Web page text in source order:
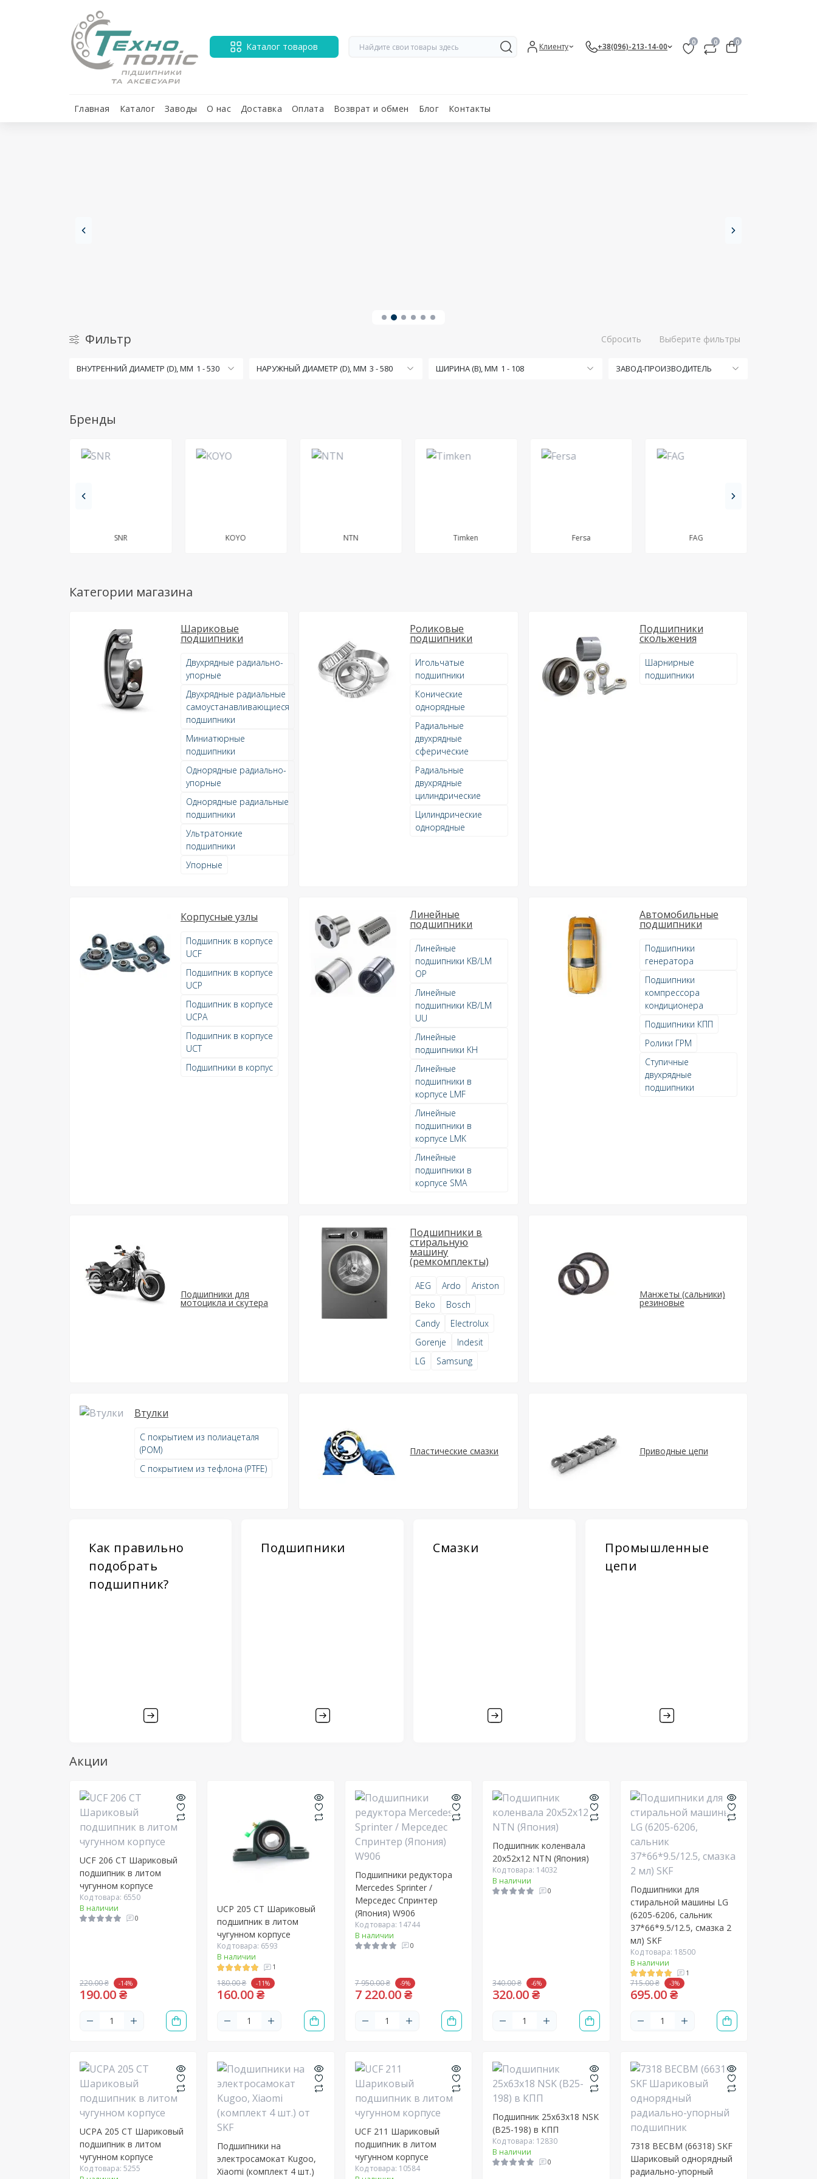
Каталог товаров Клиенту +38(096)-213-14-00 0 0 0
Главная Каталог Заводы О нас Доставка Оплата Возврат и обмен Блог Контакты
Фильтр Сбросить Выберите фильтры
1 -530
ВНУТРЕННИЙ ДИАМЕТР (D), ММ 3 -580
НАРУЖНЫЙ ДИАМЕТР (D), ММ 1 - 108
ШИРИНА (B), ММ ЗАВОД-ПРОИЗВОДИТЕЛЬ
Бренды
SNR KOYO NTN Timken Fersa FAG
Категории магазина
Шариковые
подшипники
Двухрядные радиально-
упорные
Двухрядные радиальные
самоустанавливающиеся
подшипники
Миниатюрные
подшипники
Однорядные радиально-
упорные
Однорядные радиальные
подшипники
Ультратонкие
подшипники
Упорные
Роликовые
подшипники
Игольчатые
подшипники
Конические
однорядные
Радиальные
двухрядные
сферические
Радиальные
двухрядные
цилиндрические
Цилиндрические
однорядные
Подшипники
скольжения
Шарнирные
подшипники
Корпусные узлы
Подшипник в корпусе
UCF
Подшипник в корпусе
UCP
Подшипник в корпусе
UCPA
Подшипник в корпусе
UCT
Подшипники в корпус
Линейные
подшипники
Линейные
подшипники KB/LM
OP
Линейные
подшипники KB/LM
UU
Линейные
подшипники KH
Линейные
подшипники в
корпусе LMF
Линейные
подшипники в
корпусе LMK
Линейные
подшипники в
корпусе SMA
Автомобильные
подшипники
Подшипники
генератора
Подшипники
компрессора
кондиционера
Подшипники КПП
Ролики ГРМ
Ступичные
двухрядные
подшипники
Подшипники для
мотоцикла и скутера
Подшипники в
стиральную
машину
(ремкомплекты)
AEG Ardo
Ariston
Beko
Bosch
Candy
Electrolux
Gorenje
Indesit
LG
Samsung
Манжеты (сальники)
резиновые
Втулки
С покрытием из полиацеталя
(POM)
С покрытием из тефлона (PTFE)
Пластические смазки Приводные цепи
Как правильно
подобрать
подшипник?
Подшипники Смазки
Промышленные
цепи
Акции
UCF 206 CT Шариковый
подшипник в литом
чугунном корпусе
Код товара: 6550
В наличии
0
220.00 ₴ -14%
190.00 ₴
UCP 205 CT Шариковый
подшипник в литом
чугунном корпусе
Код товара: 6593
В наличии
1
180.00 ₴ -11%
160.00 ₴
Подшипники редуктора
Mercedes Sprinter /
Мерседес Спринтер
(Япония) W906
Код товара: 14744
В наличии
0
7 950.00 ₴ -9%
7 220.00 ₴
Подшипник коленвала
20х52х12 NTN (Япония)
Код товара: 14032
В наличии
0
340.00 ₴ -6%
320.00 ₴
Подшипники для
стиральной машины LG
(6205-6206, сальник
37*66*9.5/12.5, смазка 2
мл) SKF
Код товара: 18500
В наличии
1
715.00 ₴ -3%
695.00 ₴
UCPA 205 CT Шариковый
подшипник в литом
чугунном корпусе
Код товара: 5255
Подшипники на
электросамокат Kugoo,
Xiaomi (комплект 4 шт.)
UCF 211 Шариковый
подшипник в литом
чугунном корпусе
Код товара: 10584
Подшипник 25х63х18 NSK
(B25-198) в КПП
Код товара: 12830
В наличии
0
7318 ВЕСВМ (66318) SKF
Шариковый однорядный
радиально-упорный